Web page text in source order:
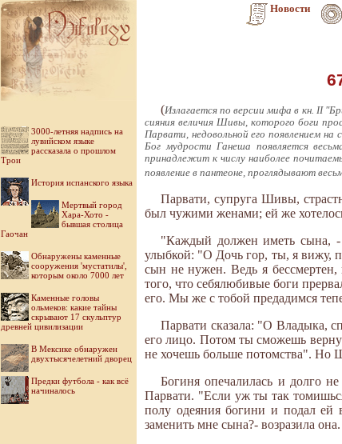
Новости
3000-летняя надпись на
лувийском языке
рассказала о прошлом
Трои
История испанского языка
Мертвый город
Хара-Хото -
бывшая столица
Гаочан
Обнаружены каменные
сооружения 'мустатилы',
которым около 7000 лет
Каменные головы
ольмеков: какие тайны
скрывают 17 скульптур
древней цивилизации
В Мексике обнаружен
двухтысячелетний дворец
Предки футбола - как всё
начиналось
(Излагается по версии мифа в кн. II
сияния величия Шивы, которого боги
Парвати, недовольной его появлением
Бог мудрости Ганеша появляется
принадлежит к числу наиболее
появление в пантеоне, проглядывают
Парвати, супруга Шивы,
был чужими женами; ей же
"Каждый должен иметь сына, -
улыбкой: "О Дочь гор, ты, я вижу,
сын не нужен. Ведь я
того, что себялюбивые боги
его. Мы же с тобой предадимся
Парвати сказала: "О Владыка,
его лицо. Потом ты сможешь
не хочешь больше потомства". Но
Богиня опечалилась и долго
Парвати. "Если уж ты так
полу одеяния богини и подал ей
заменить мне сына?- возразила